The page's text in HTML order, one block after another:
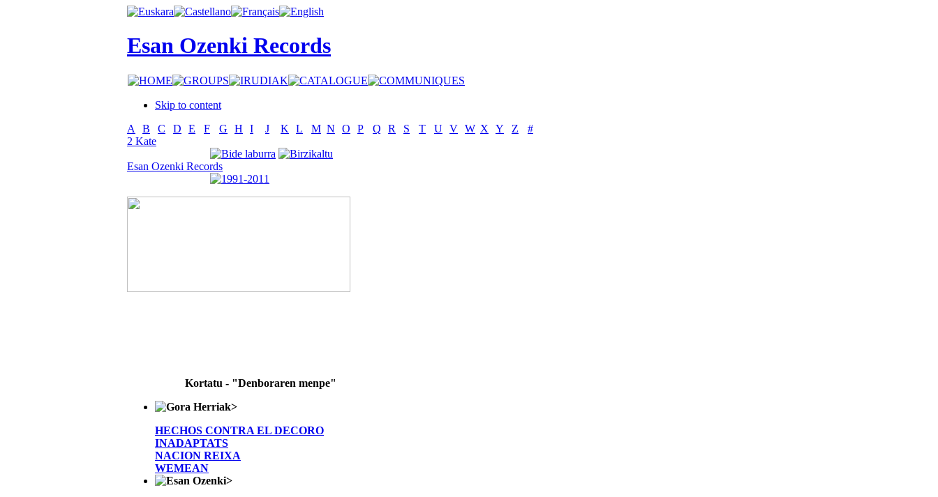
Esan Ozenki Records
Skip to content
A
B C D E F G H I J K L M N O P Q R S T U V W X Y Z
#
2 Kate
Esan Ozenki Records
Kortatu - "Denboraren menpe"
>
HECHOS CONTRA EL DECORO
INADAPTATS
NACION REIXA
WEMEAN
>